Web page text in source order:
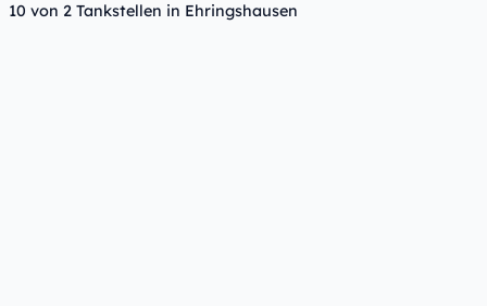
10 von 2 Tankstellen in Ehringshausen